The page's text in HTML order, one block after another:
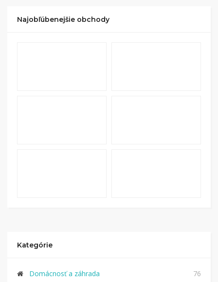
nákupu, si tieto peniaze môžete dať hneď vyplatiť
Najobľúbenejšie obchody
Kategórie
Domácnosť a záhrada 76